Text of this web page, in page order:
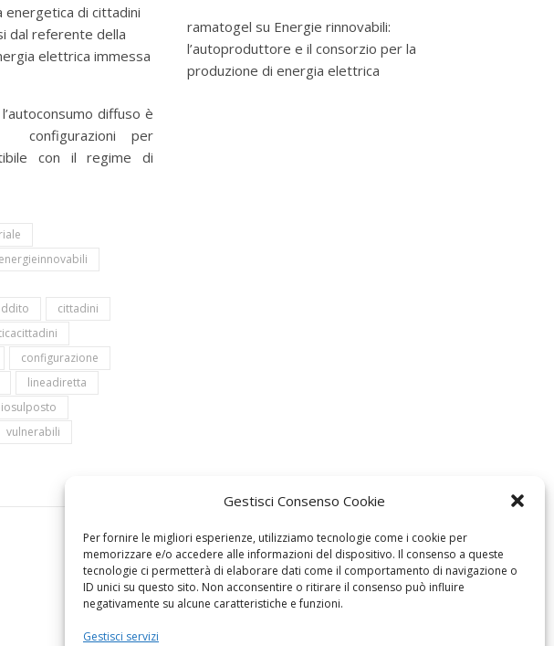
Gestisci Consenso Cookie
Per fornire le migliori esperienze, utilizziamo tecnologie come i cookie per
memorizzare e/o accedere alle informazioni del dispositivo. Il consenso a queste
tecnologie ci permetterà di elaborare dati come il comportamento di navigazione o
ID unici su questo sito. Non acconsentire o ritirare il consenso può influire
negativamente su alcune caratteristiche e funzioni.
Gestisci servizi
di cittadini
dal referente della
elettrica immessa
diffuso è
per
con il regime di
cittadini
configurazione
lineadiretta
vulnerabili
ramatogel su Energie rinnovabili:
l’autoproduttore e il consorzio per la
produzione di energia elettrica